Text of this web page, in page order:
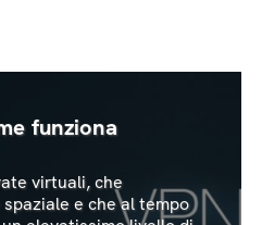
funziona
virtuali, che
e che al tempo